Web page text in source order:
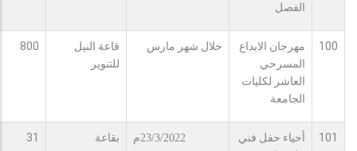
الفصل
100
مهرجان الابداع
المسرحي
العاشر لكليات
الجامعة
خلال شهر مارس
قاعة النيل
للتنوير
800
101
أحياء حفل فني
23/3/2022م
بقاعة
31